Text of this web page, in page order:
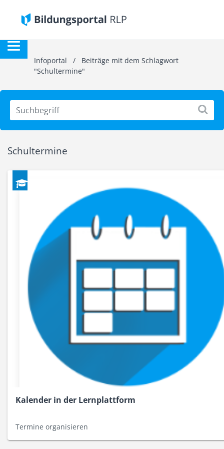
Infoportal / Beiträge mit dem Schlagwort
"Schultermine"
Schultermine
Kalender in der Lernplattform
Termine organisieren